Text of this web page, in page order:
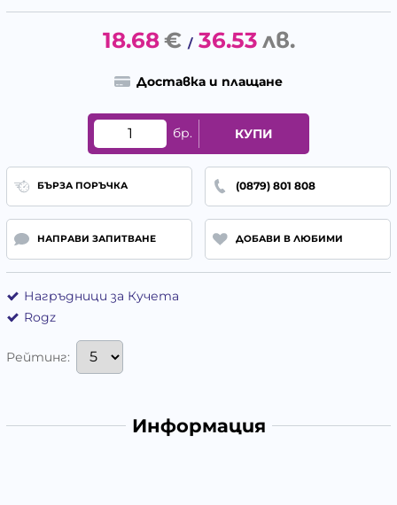
18.68€ / 36.53 лв.
Доставка и плащане
бр. КУПИ
БЪРЗА ПОРЪЧКА (0879) 801 808
НАПРАВИ ЗАПИТВАНЕ ДОБАВИ В ЛЮБИМИ
Нагръдници за Кучета
Rogz
Рейтинг:
Информация